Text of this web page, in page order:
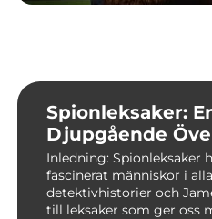
Spionleksaker:
Djupgående
Inledning: Spionleksaker
fascinerat människor i
detektivhistorier och
till leksaker som ger oss